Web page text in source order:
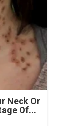
Neck Or
Of...